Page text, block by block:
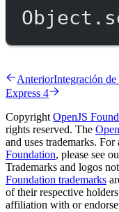
Object.
AnteriorIntegración de
Express 4
Copyright OpenJS
rights reserved. The
and uses trademarks.
Foundation, please see
Trademarks and logos
Foundation trademarks
of their respective
affiliation with or